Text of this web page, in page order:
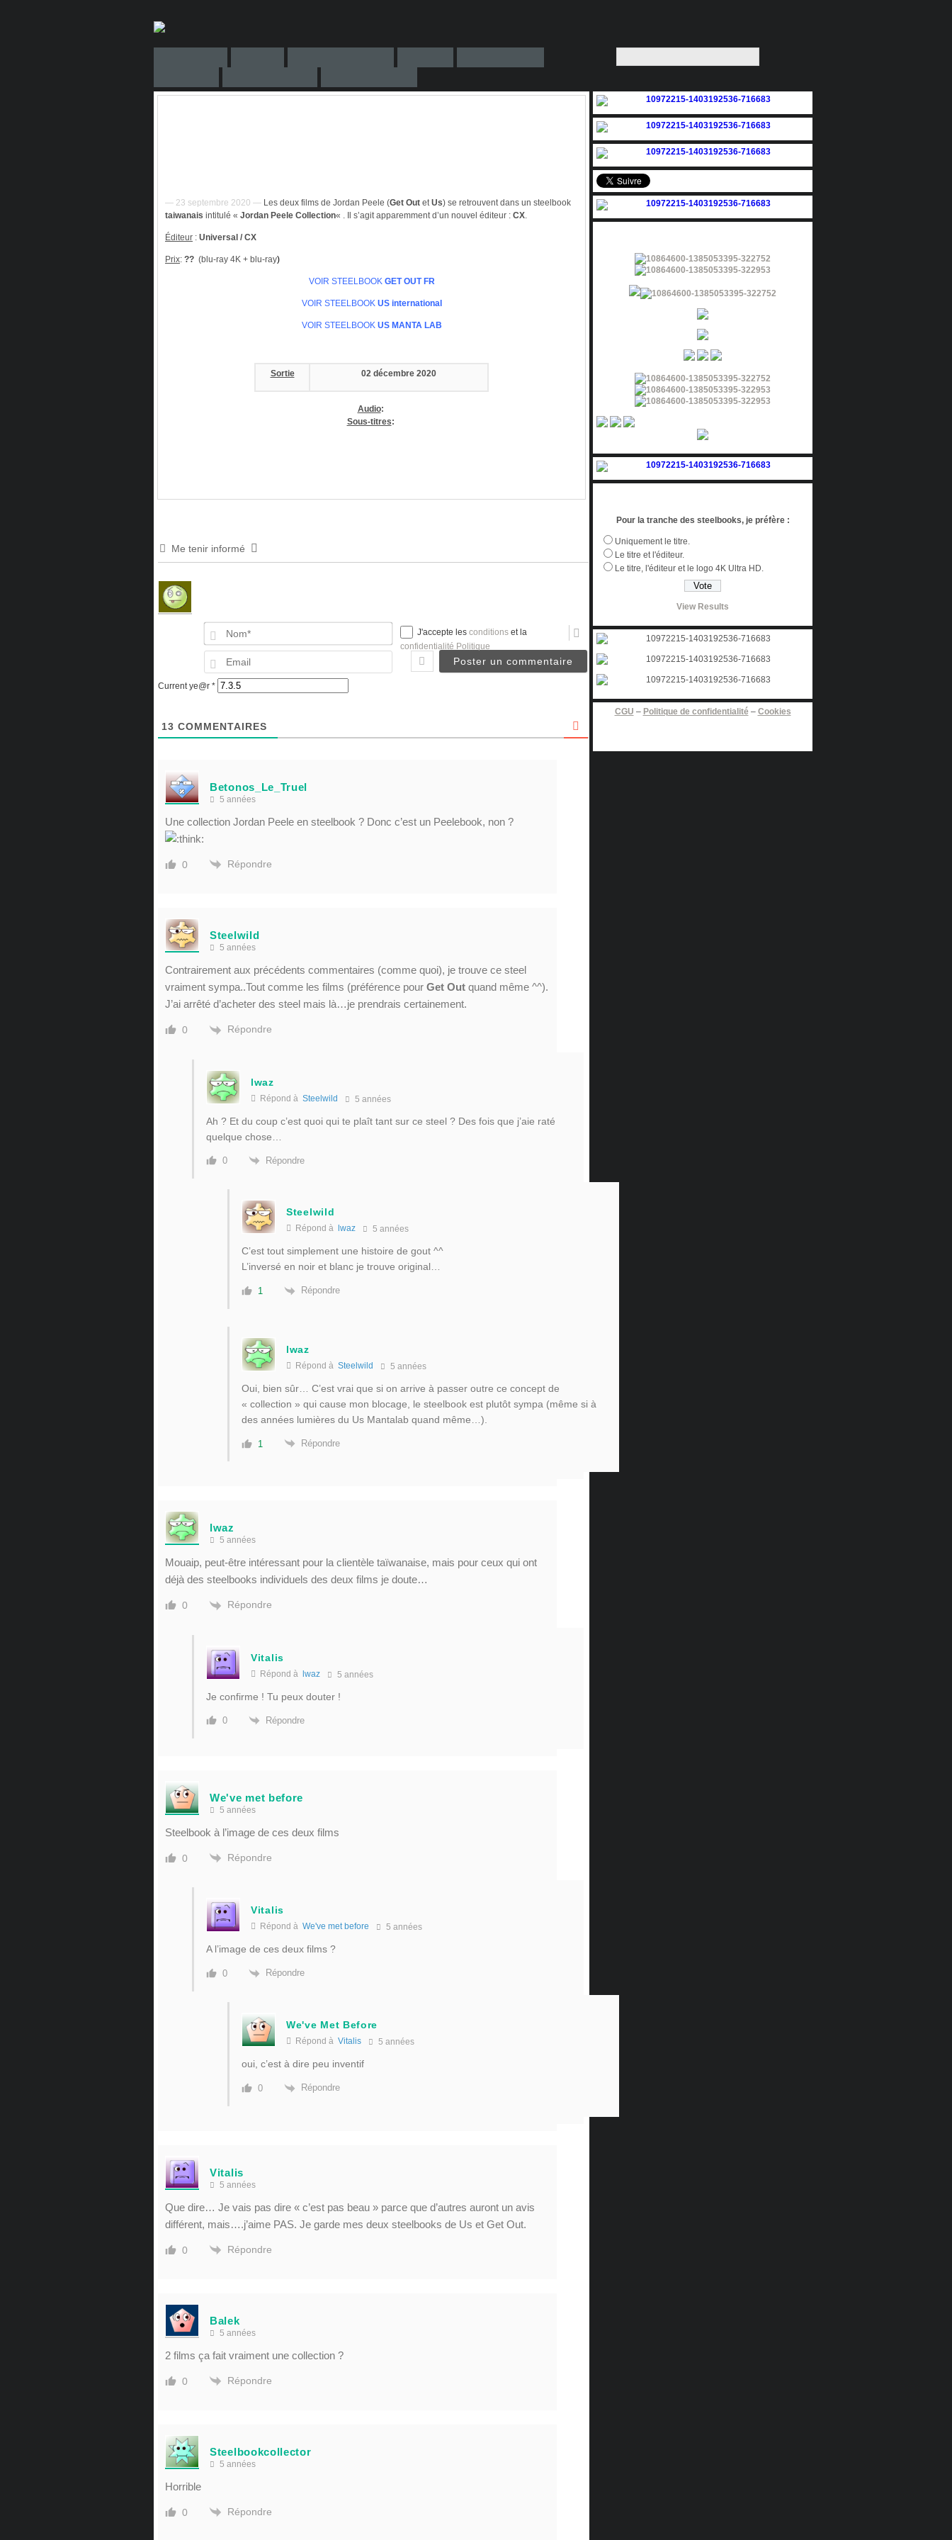
— 23 septembre 2020 — Les deux films de Jordan Peele (Get Out etUs) se retrouvent dans un steelbook
taiwanais intitulé « Jordan Peele Collection« . Il s’agit apparemment d’un nouvel éditeur : CX.
Éditeur : Universal / CX
Prix: ?? (blu-ray 4K + blu-ray)
VOIR STEELBOOKGET OUT FR
VOIR STEELBOOKUS international
VOIR STEELBOOKUS MANTA LAB
Sortie 02 décembre 2020
Audio:
Sous-titres:
Me tenir informé
Nom*
J'accepte les conditions et la
confidentialité Politique
Current ye@r *
13 COMMENTAIRES
Betonos_Le_Truel
5 années
Une collection Jordan Peele en steelbook ? Donc c’est un Peelebook, non ?
0 Répondre
Steelwild
5 années
Contrairement aux précédents commentaires (comme quoi), je trouve ce steel
vraiment sympa..Tout comme les films (préférence pour Get Out quand même ^^).
J’ai arrêté d’acheter des steel mais là…je prendrais certainement.
0 Répondre
lwaz
Répond à Steelwild 5 années
Ah ? Et du coup c’est quoi qui te plaît tant sur ce steel ? Des fois que j’aie raté
quelque chose…
0 Répondre
Steelwild
Répond à lwaz 5 années
C’est tout simplement une histoire de gout ^^
L’inversé en noir et blanc je trouve original…
1 Répondre
lwaz
Répond à Steelwild 5 années
Oui, bien sûr… C’est vrai que si on arrive à passer outre ce concept de
« collection » qui cause mon blocage, le steelbook est plutôt sympa (même si à
des années lumières du Us Mantalab quand même…).
1 Répondre
lwaz
5 années
Mouaip, peut-être intéressant pour la clientèle taïwanaise, mais pour ceux qui ont
déjà des steelbooks individuels des deux films je doute…
0 Répondre
Vitalis
Répond à lwaz 5 années
Je confirme ! Tu peux douter !
0 Répondre
We've met before
5 années
Steelbook à l’image de ces deux films
0 Répondre
Vitalis
Répond à We've met before 5 années
A l’image de ces deux films ?
0 Répondre
We've Met Before
Répond à Vitalis 5 années
oui, c’est à dire peu inventif
0 Répondre
Vitalis
5 années
Que dire… Je vais pas dire « c’est pas beau » parce que d’autres auront un avis
différent, mais….j’aime PAS. Je garde mes deux steelbooks de Us et Get Out.
0 Répondre
Balek
5 années
2 films ça fait vraiment une collection ?
0 Répondre
Steelbookcollector
5 années
Horrible
0 Répondre
Pour la tranche des steelbooks, je préfère :
Uniquement le titre.
Le titre et l'éditeur.
Le titre, l'éditeur et le logo 4K Ultra HD.
View Results
CGU – Politique de confidentialité – Cookies